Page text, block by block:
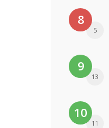
8
5
9
13
10
11